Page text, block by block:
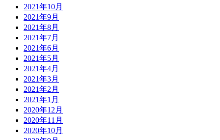
2021年10月
2021年9月
2021年8月
2021年7月
2021年6月
2021年5月
2021年4月
2021年3月
2021年2月
2021年1月
2020年12月
2020年11月
2020年10月